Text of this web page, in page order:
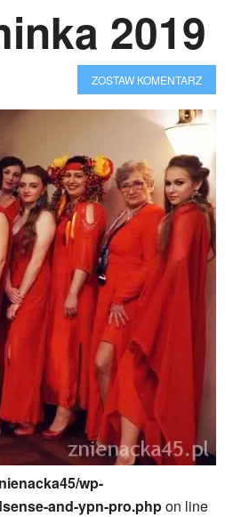
2019
ZOSTAW KOMENTARZ
wp-
and-ypn-pro.phpon line